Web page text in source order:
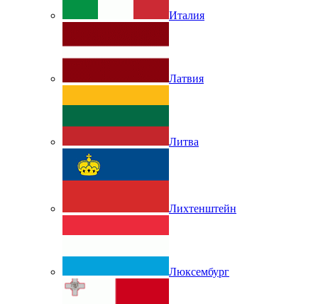
Италия
Латвия
Литва
Лихтенштейн
Люксембург